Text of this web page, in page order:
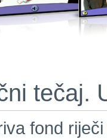
tečaj.
fond